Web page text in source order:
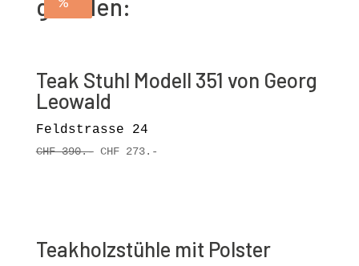
gefallen:
Teak Stuhl Modell 351 von Georg
Leowald
Feldstrasse 24
CHF 390.-CHF 273.-
Teakholzstühle mit Polster